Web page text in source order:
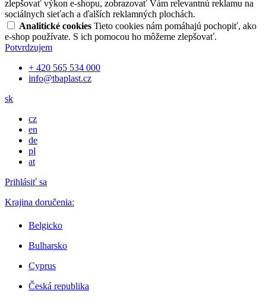
zlepšovať výkon e-shopu, zobrazovať Vám relevantnú reklamu na
sociálnych sieťach a ďalších reklamných plochách.
Analitické cookies Tieto cookies nám pomáhajú pochopiť, ako
e-shop používate. S ich pomocou ho môžeme zlepšovať.
Potvrdzujem
+ 420 565 534 000
info@tbaplast.cz
sk
cz
en
de
pl
at
Prihlásiť sa
Krajina doručenia:
Belgicko
Bulharsko
Cyprus
Česká republika